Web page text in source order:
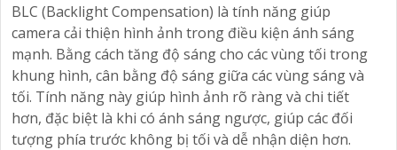
BLC (Backlight Compensation) là tính năng giúp
camera cải thiện hình ảnh trong điều kiện ánh sáng
mạnh. Bằng cách tăng độ sáng cho các vùng tối trong
khung hình, cân bằng độ sáng giữa các vùng sáng và
tối. Tính năng này giúp hình ảnh rõ ràng và chi tiết
hơn, đặc biệt là khi có ánh sáng ngược, giúp các đối
tượng phía trước không bị tối và dễ nhận diện hơn.